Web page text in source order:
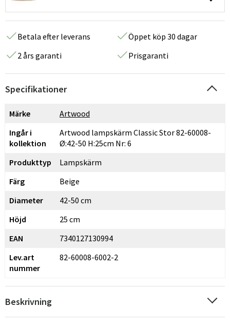
Betala efter leverans
Öppet köp 30 dagar
2 års garanti
Prisgaranti
Specifikationer
Märke
Artwood
Ingår i
kollektion
Artwood lampskärm Classic Stor 82-60008-
Ø:42-50 H:25cm Nr: 6
Produkttyp
Lampskärm
Färg
Beige
Diameter
42-50 cm
Höjd
25 cm
EAN
7340127130994
Lev.art
nummer
82-60008-6002-2
Beskrivning